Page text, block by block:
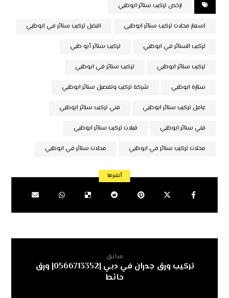
ارخص تركيب ستائر ابوظبي
اسعار محلات تركيب ستائر ابوظبي افضل تركيب ستائر في ابوظبي
تركيب الستائر في ابوظبي تركيب ستائر أبو ظبي
تركيب ستائر ابوظبي تركيب ستائر في ابوظبي
ستارة ابوظبي شركة تركيب وتفصيل ستائر ابوظبي
عامل تركيب ستائر ابوظبي فني تركيب ستائر ابوظبي
فني ستائر ابوظبي ‏فيلات تركيب ستائر ابوظبي
محلات تركيب ستائر في ابوظبي محلات ستائر في ابوظبي
سابق
تركيب ورق جدران في دبي |0566713352| ورق
حائط